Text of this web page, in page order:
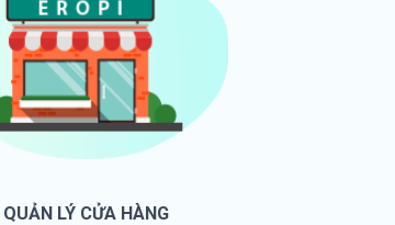
QUẢN LÝ CỬA HÀNG